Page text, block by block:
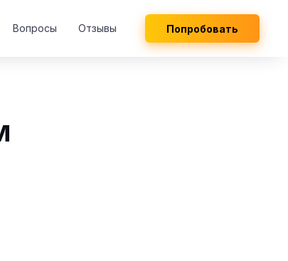
Вопросы Отзывы Попробовать